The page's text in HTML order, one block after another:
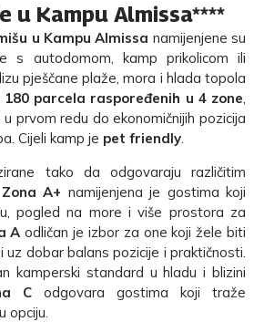
u Kampu Almissa****
u Kampu Almissa namijenjene su
s autodomom, kamp prikolicom ili
pješčane plaže, mora i hlada topola
180 parcela raspoređenih u 4 zone,
prvom redu do ekonomičnijih pozicija
Cijeli kamp je pet friendly.
tako da odgovaraju različitim
Zona A+ namijenjena je gostima koji
pogled na more i više prostora za
A odličan je izbor za one koji žele biti
uz dobar balans pozicije i praktičnosti.
kamperski standard u hladu i blizini
C odgovara gostima koji traže
opciju.